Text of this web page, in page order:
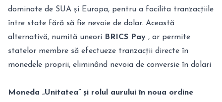
dominate de SUA și Europa, pentru a facilita tranzacțiile
între state fără să fie nevoie de dolar. Această
alternativă, numită uneori BRICS Pay , ar permite
statelor membre să efectueze tranzacții directe în
monedele proprii, eliminând nevoia de conversie în dolari
Moneda „Unitatea” și rolul aurului în noua ordine